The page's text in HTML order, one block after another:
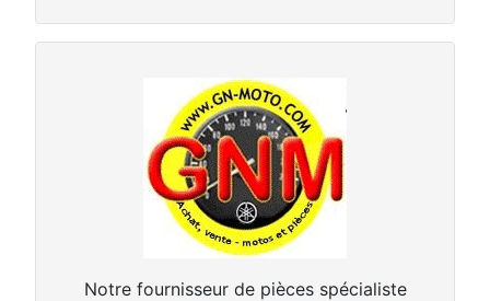
Notre fournisseur de pièces spécialiste